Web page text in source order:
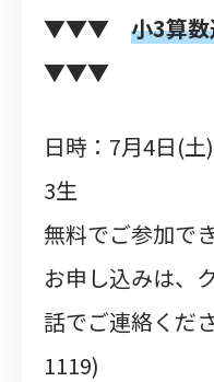
▼▼▼ 小3算
▼▼▼
日時：7月4日(
3生
無料でご参加で
お申し込みは、
話でご連絡くだ
1119)